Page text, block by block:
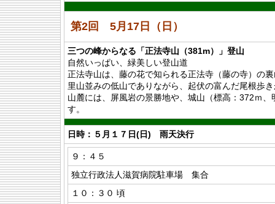
第2回 5月17日（日）
三つの峰からなる「正法寺山（381m）」登山
自然いっぱい、緑美しい登山道
正法寺山は、藤の花で知られる正法寺（藤の寺）の
里山並みの低山でありながら、起伏の富んだ尾根歩
山麓には、屏風岩の景勝地や、城山（標高：372ｍ
す。
日時：５月１７日(日) 雨天決行
９：４５
独立行政法人滋賀病院駐車場 集合
１０：３０ 頃